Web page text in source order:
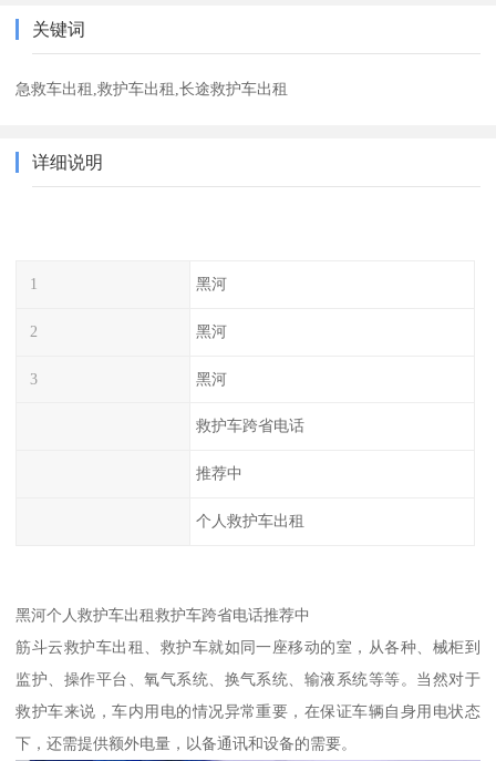
关键词
急救车出租,救护车出租,长途救护车出租
详细说明
1 黑河
2 黑河
3 黑河
救护车跨省电话
推荐中
个人救护车出租
黑河个人救护车出租救护车跨省电话推荐中
筋斗云救护车出租、救护车就如同一座移动的室，从各种、械柜到
监护、操作平台、氧气系统、换气系统、输液系统等等。当然对于
救护车来说，车内用电的情况异常重要，在保证车辆自身用电状态
下，还需提供额外电量，以备通讯和设备的需要。